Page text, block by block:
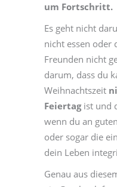
um Fortschritt.
Es geht nicht
nicht essen oder
Freunden nicht
darum, dass du
Weihnachtszeit
Feiertagist und
wenn du an
oder sogar die
dein Leben
Genau aus